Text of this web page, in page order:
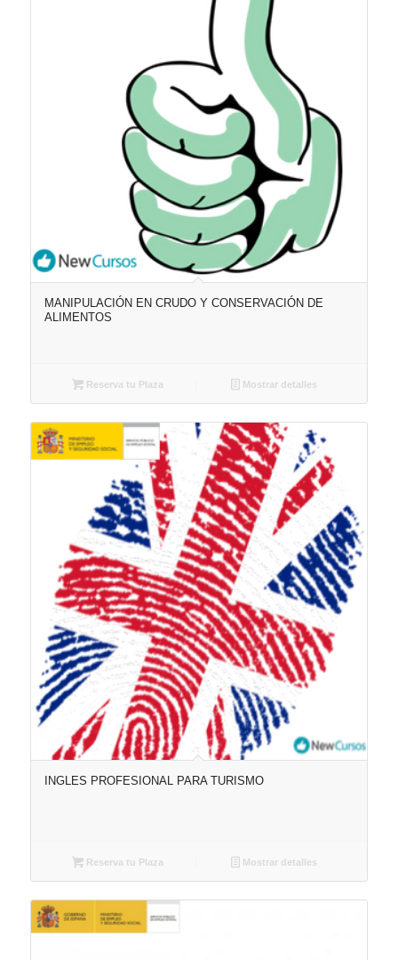
MANIPULACIÓN EN CRUDO Y CONSERVACIÓN DE
ALIMENTOS
Reserva tu Plaza Mostrar detalles
INGLES PROFESIONAL PARA TURISMO
Reserva tu Plaza Mostrar detalles